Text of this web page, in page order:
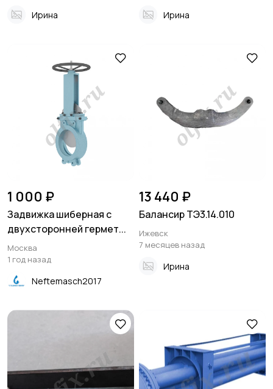
Ирина Ирина
1 000 ₽
Задвижка шиберная с
двухсторонней гермет...
Москва
1 год назад
Neftemasch2017
13 440 ₽
Балансир ТЭ3.14.010
Ижевск
7 месяцев назад
Ирина